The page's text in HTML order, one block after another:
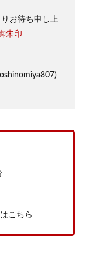
お待ち申し上
朱印
こちら